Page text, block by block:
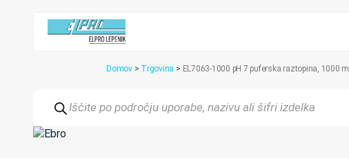
Domov > Trgovina > EL7063-1000 pH 7 puferska raztopina, 1000 ml
search